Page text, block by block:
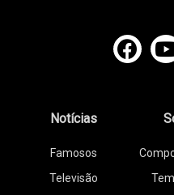
Notícias
Famosos
Televisão